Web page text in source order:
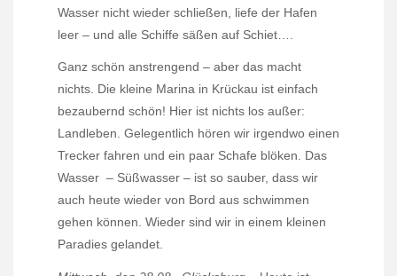
Wasser nicht wieder schließen, liefe der Hafen
leer – und alle Schiffe säßen auf Schiet….
Ganz schön anstrengend – aber das macht
nichts. Die kleine Marina in Krückau ist einfach
bezaubernd schön! Hier ist nichts los außer:
Landleben. Gelegentlich hören wir irgendwo einen
Trecker fahren und ein paar Schafe blöken. Das
Wasser – Süßwasser – ist so sauber, dass wir
auch heute wieder von Bord aus schwimmen
gehen können. Wieder sind wir in einem kleinen
Paradies gelandet.